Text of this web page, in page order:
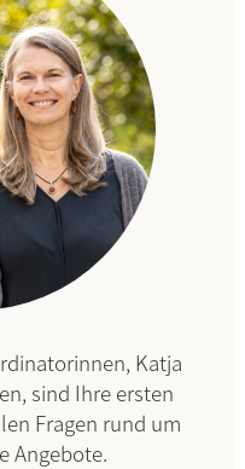
Katja
sind Ihre ersten
Fragen rund um
Angebote.